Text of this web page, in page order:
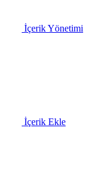
İçerik Yönetimi
İçerik Ekle